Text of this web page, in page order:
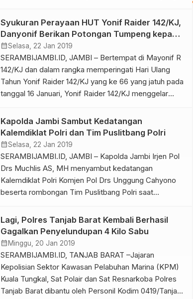
Yonif Raider 142/KJ menggelar syukuran dalam rangka
memperingati HUT Batalyon Raider 142/KJ ke 66
tahun dengan sususan acara Upacara […]
Syukuran Perayaan HUT Yonif Raider 142/KJ,
Danyonif Berikan Potongan Tumpeng kepada
Serda Subakti
calendar_monthSelasa, 22 Jan 2019
SERAMBIJAMBI.ID, JAMBI – Bertempat di Mayonif R
142/KJ dan dalam rangka memperingati Hari Ulang
Tahun Yonif Raider 142/KJ yang ke 66 yang jatuh pada
tanggal 16 Januari, Yonif Raider 142/KJ menggelar
oleh Danyonif R 142/KJ Mayor Inf Ikhsanudin,
S.Sos.MM yang didampingi oleh Wadanyonif R 142/KJ
Mayor Inf Dyan Niti Sukma, […]
Kapolda Jambi Sambut Kedatangan
Kalemdiklat Polri dan Tim Puslitbang Polri
calendar_monthSelasa, 22 Jan 2019
SERAMBIJAMBI.ID, JAMBI – Kapolda Jambi Irjen Pol
Drs Muchlis AS, MH menyambut kedatangan
Kalemdiklat Polri Komjen Pol Drs Unggung Cahyono
beserta rombongan Tim Puslitbang Polri saat
Senin (21/1/19). Saat menjemput, Kapolda Jambi
didampingi beberapa pejabat utama Polda Jambi.
“Pak Kapolda bersama pejabat Utama Polda Jambi
menjemput Kalemdiklat Polri […]
Lagi, Polres Tanjab Barat Kembali Berhasil
Gagalkan Penyelundupan 4 Kilo Sabu
calendar_month Minggu, 20 Jan 2019
SERAMBIJAMBI.ID, TANJAB BARAT –Jajaran
Kepolisian Sektor Kawasan Pelabuhan Marina (KPM)
Kuala Tungkal, Sat Polair dan Sat Resnarkoba Polres
Tanjab Barat dibantu oleh Personil Kodim 0419/Tanjab,